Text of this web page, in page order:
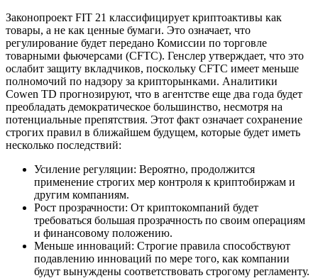
Законопроект FIT 21 классифицирует криптоактивы как
товары, а не как ценные бумаги. Это означает, что
регулирование будет передано Комиссии по торговле
товарными фьючерсами (CFTC). Генслер утверждает, что это
ослабит защиту вкладчиков, поскольку CFTC имеет меньше
полномочий по надзору за крипторынками. Аналитики
Cowen TD прогнозируют, что в агентстве еще два года будет
преобладать демократическое большинство, несмотря на
потенциальные препятствия. Этот факт означает сохранение
строгих правил в ближайшем будущем, которые будет иметь
несколько последствий:
Усиление регуляции: Вероятно, продолжится
применение строгих мер контроля к криптобиржам и
другим компаниям.
Рост прозрачности: От криптокомпаний будет
требоваться большая прозрачность по своим операциям
и финансовому положению.
Меньше инноваций: Строгие правила способствуют
подавлению инноваций по мере того, как компании
будут вынуждены соответствовать строгому регламенту.